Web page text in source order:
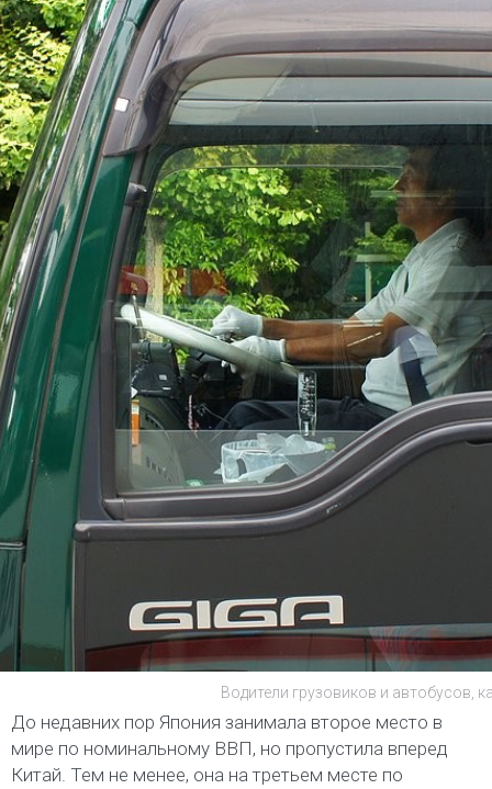
Водители грузовиков и автобусов,
До недавних пор Япония занимала второе место в
мире по номинальному ВВП, но пропустила вперед
Китай. Тем не менее, она на третьем месте по